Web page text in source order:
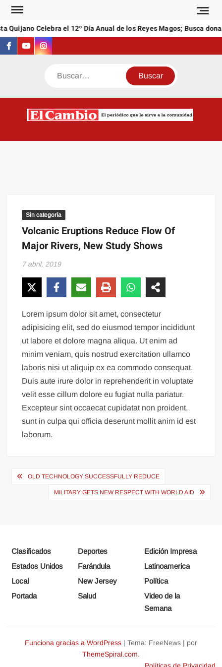
Saltar
contenido
Quijano Celebra el 12º Día Anual de los Reyes Magos; Busca
Facebook
YoutubeInstagram
Buscar
Sin categoría
Volcanic Eruptions Reduce Flow Of
Major Rivers, New Study Shows
7 abril, 2019
Lorem ipsum dolor sit amet, consectetur
adipisicing elit, sed do eiusmod tempor incididunt
ut labore et dolore magna aliqua. Ut enim ad
minim veniam, quis nostrud exercitation ullamco
laboris nisi ut aliquip ex ea commodo consequat.
Duis aute irure dolor in reprehenderit in voluptate
velit esse cillum dolore eu fugiat nulla pariatur.
Excepteur sint occaecat cupidatat non proident,
sunt in culpa qui officia deserunt mollit anim id est
laborum.
Navegación
OLD TECHNOLOGY SUCCESSFULLY REDUCE
MILITARY GETS NEW RESPECT WITH WORLD AID
Clasificados Deportes
Edición Impresa
Estados Unidos
Farándula
Latinoamerica
Local
New Jersey
Política
Portada
Salud
Video de la
Semana
Funciona gracias a WordPress | Tema: FreeNews | por
ThemeSpiral.com.